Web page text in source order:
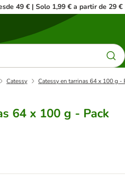
49 € | Solo 1,99 € a partir de 29 €
Catessy Catessy en tarrinas 64 x 100 g -
64 x 100 g - Pack